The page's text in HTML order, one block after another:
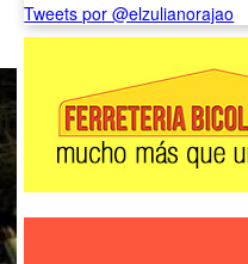
Tweets por @elzulianorajao